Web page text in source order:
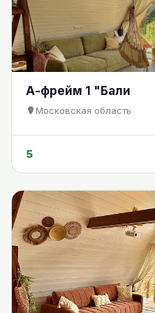
А-фрейм 1 "Бали
Московская область
5